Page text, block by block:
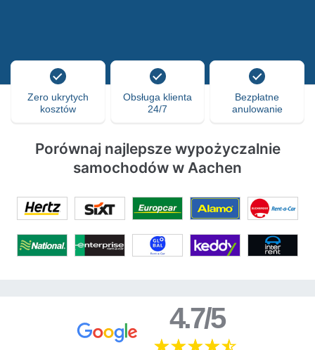
Zero ukrytych
kosztów
Obsługa klienta
24/7
Bezpłatne
anulowanie
Porównaj najlepsze wypożyczalnie
samochodów w Aachen
4.7/5